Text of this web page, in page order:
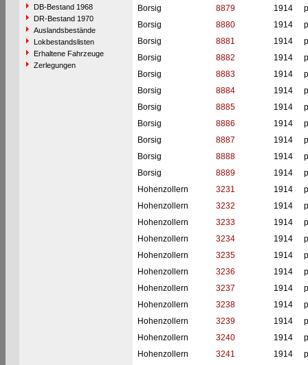
DB-Bestand 1968
DR-Bestand 1970
Auslandsbestände
Lokbestandslisten
Erhaltene Fahrzeuge
Zerlegungen
Borsig
8879 1914
Borsig
8880 1914
Borsig
8881 1914
Borsig
8882 1914
Borsig
8883 1914
Borsig
8884 1914
Borsig
8885 1914
Borsig
8886 1914
Borsig
8887 1914
Borsig
8888 1914
Borsig
8889 1914
Hohenzollern
3231 1914
Hohenzollern
3232 1914
Hohenzollern
3233 1914
Hohenzollern
3234 1914
Hohenzollern
3235 1914
Hohenzollern
3236 1914
Hohenzollern
3237 1914
Hohenzollern
3238 1914
Hohenzollern
3239 1914
Hohenzollern
3240 1914
Hohenzollern
3241 1914